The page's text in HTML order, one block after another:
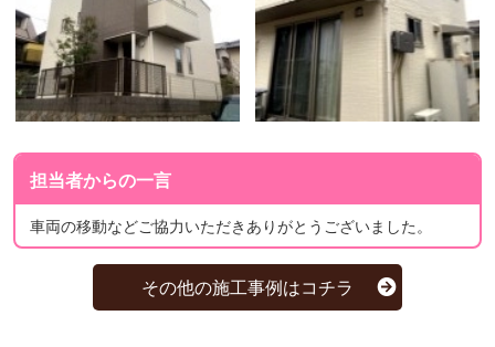
担当者からの一言
車両の移動などご協力いただきありがとうございました。
その他の施工事例はコチラ